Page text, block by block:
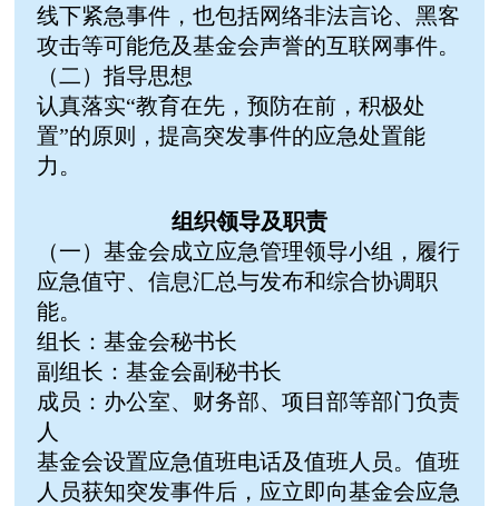
线下紧急事件，也包括网络非法言论、黑客
攻击等可能危及基金会声誉的互联网事件。
（二）指导思想
认真落实“教育在先，预防在前，积极处
置”的原则，提高突发事件的应急处置能
力。
组织领导及职责
（一）基金会成立应急管理领导小组，履行
应急值守、信息汇总与发布和综合协调职
能。
组长：基金会秘书长
副组长：基金会副秘书长
成员：办公室、财务部、项目部等部门负责
人
基金会设置应急值班电话及值班人员。值班
人员获知突发事件后，应立即向基金会应急